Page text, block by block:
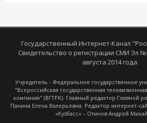
Государственный Интернет-Канал
Свидетельство о регистрации СМИ Эл №
августа 2014 года.
Учредитель - Федеральное государственное
"Всероссийская государственная
компания" (ВГТРК). Главный редактор Главной
Панина Елена Валерьевна. Редактор интернет-
«Кузбасс» – Отинов Андрей